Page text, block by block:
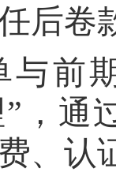
后卷
与前
，通
、认